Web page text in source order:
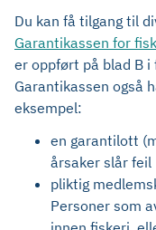
Du kan få tilgang til
Garantikassen for
er oppført på blad B
Garantikassen også
eksempel:
en garantilott
årsaker slår feil
pliktig
Personer som